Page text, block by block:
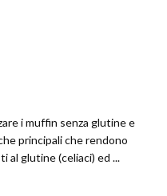
i muffin senza glutine e
principali che rendono
al glutine (celiaci) ed ...